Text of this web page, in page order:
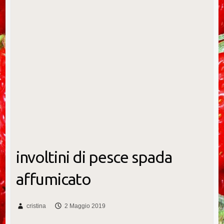
involtini di pesce spada
affumicato
cristina 2 Maggio 2019